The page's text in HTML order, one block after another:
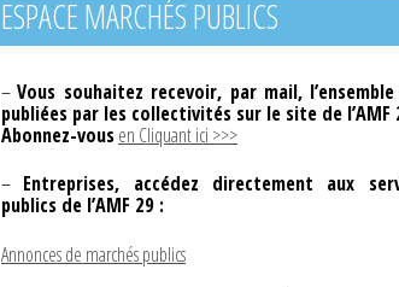
ESPACE MARCHÉS PUBLICS
–Vous souhaitez recevoir, par mail,
publiées par les collectivités sur le site de l’AMF
Abonnez-vousen Cliquant ici >>>
– Entreprises, accédez directement aux
publics de l’AMF 29 :
Annonces de marchés publics